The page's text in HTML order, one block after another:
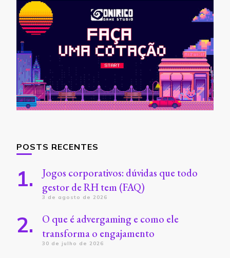
POSTS RECENTES
Jogos corporativos: dúvidas que todo
gestor de RH tem (FAQ)
3 de agosto de 2026
O que é advergaming e como ele
transforma o engajamento
30 de julho de 2026